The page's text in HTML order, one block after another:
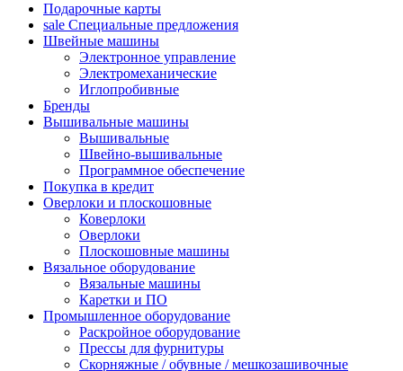
Подарочные карты
sale Специальные предложения
Швейные машины
Электронное управление
Электромеханические
Иглопробивные
Бренды
Вышивальные машины
Вышивальные
Швейно-вышивальные
Программное обеспечение
Покупка в кредит
Оверлоки и плоскошовные
Коверлоки
Оверлоки
Плоскошовные машины
Вязальное оборудование
Вязальные машины
Каретки и ПО
Промышленное оборудование
Раскройное оборудование
Прессы для фурнитуры
Скорняжные / обувные / мешкозашивочные